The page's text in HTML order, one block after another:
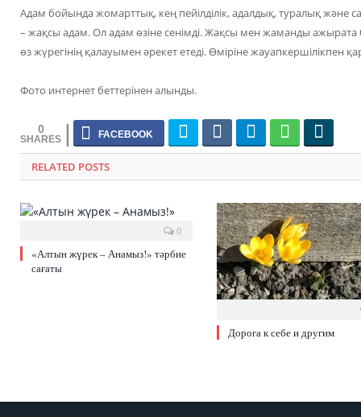
Адам бойында жомарттық, кең пейілділік, адалдық, туралық және
– жақсы адам. Ол адам өзіне сенімді. Жақсы мен жаманды ажырата
өз жүрегінің қалауымен әрекет етеді. Өміріне жауапкершілікпен
Фото интернет беттерінен алынды.
0
RELATED POSTS
0
«Алтын жүрек – Анамыз!» тәрбие
сағаты
Дорога к себе и другим